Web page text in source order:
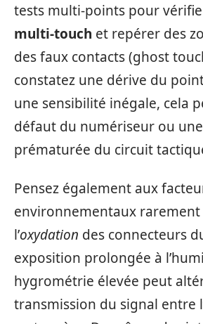
tests multi‑points pour
multi‑touch et repérer des
des faux contacts (ghost
constatez une dérive du
une sensibilité inégale, cela
défaut du numériseur ou
prématurée du circuit
Pensez également aux
environnementaux rarement
l’oxydation des connecteurs
exposition prolongée à
hygrométrie élevée peut
transmission du signal entre